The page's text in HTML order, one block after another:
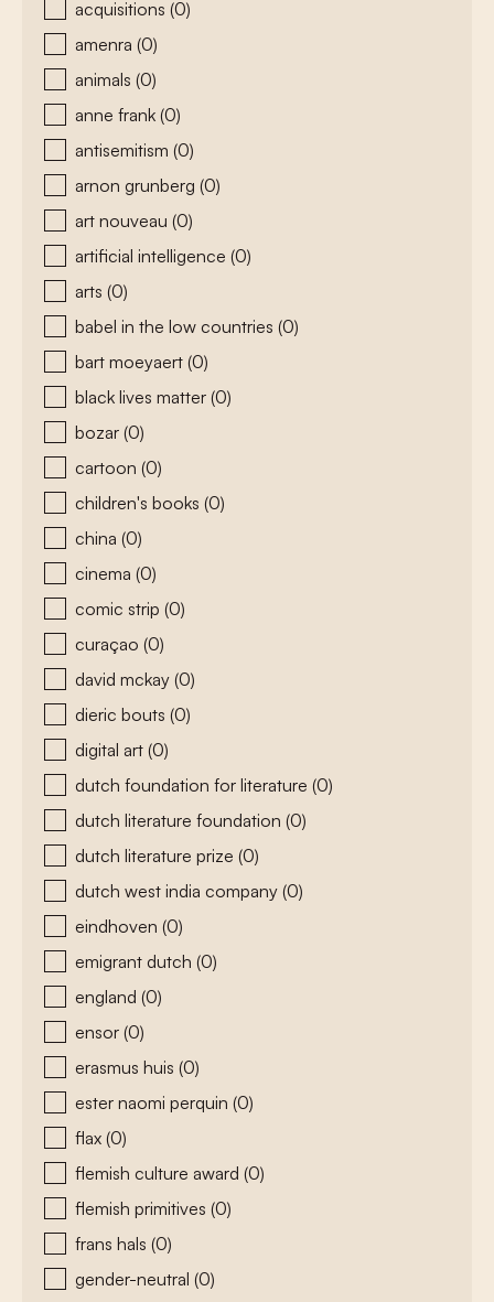
acquisitions (0)
amenra (0)
animals (0)
anne frank (0)
antisemitism (0)
arnon grunberg (0)
art nouveau (0)
artificial intelligence (0)
arts (0)
babel in the low countries (0)
bart moeyaert (0)
black lives matter (0)
bozar (0)
cartoon (0)
children's books (0)
china (0)
cinema (0)
comic strip (0)
curaçao (0)
david mckay (0)
dieric bouts (0)
digital art (0)
dutch foundation for literature (0)
dutch literature foundation (0)
dutch literature prize (0)
dutch west india company (0)
eindhoven (0)
emigrant dutch (0)
england (0)
ensor (0)
erasmus huis (0)
ester naomi perquin (0)
flax (0)
flemish culture award (0)
flemish primitives (0)
frans hals (0)
gender-neutral (0)